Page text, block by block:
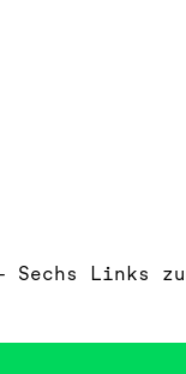
Links zum